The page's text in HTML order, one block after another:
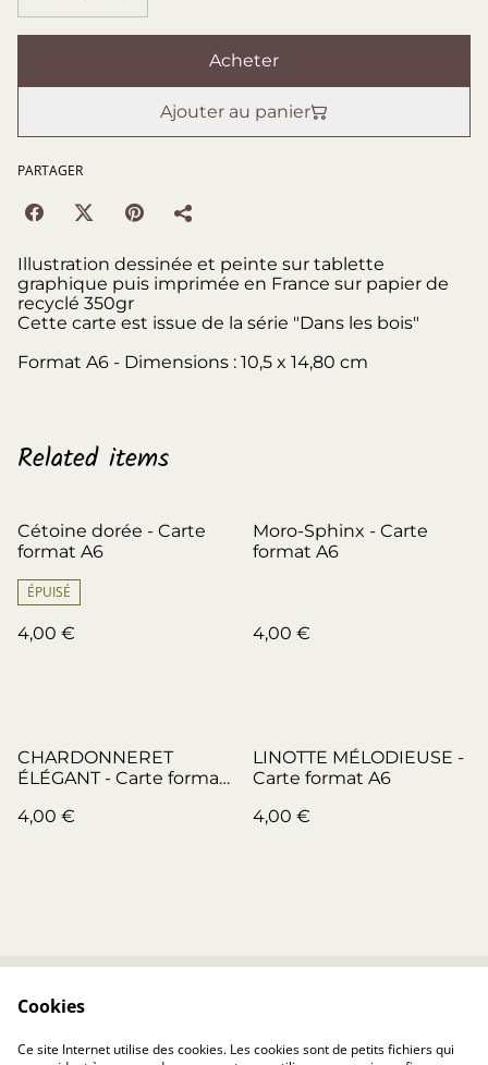
Acheter
Ajouter au panier
PARTAGER
Illustration dessinée et peinte sur tablette
graphique puis imprimée en France sur papier de
recyclé 350gr
Cette carte est issue de la série "Dans les bois"
Format A6 - Dimensions : 10,5 x 14,80 cm
Related items
Cétoine dorée - Carte
format A6
ÉPUISÉ
4,00 €
Moro-Sphinx - Carte
format A6
4,00 €
CHARDONNERET
ÉLÉGANT - Carte format
4,00 €
LINOTTE MÉLODIEUSE -
Carte format A6
4,00 €
Politique de
confidentialité
Politique de
Cookies
Cookies
Ce site Internet utilise des cookies. Les cookies sont de petits fichiers qui